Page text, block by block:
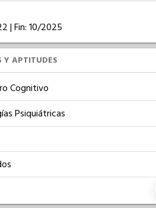
| Fin: 10/2025
Y APTITUDES
Cognitivo
Psiquiátricas